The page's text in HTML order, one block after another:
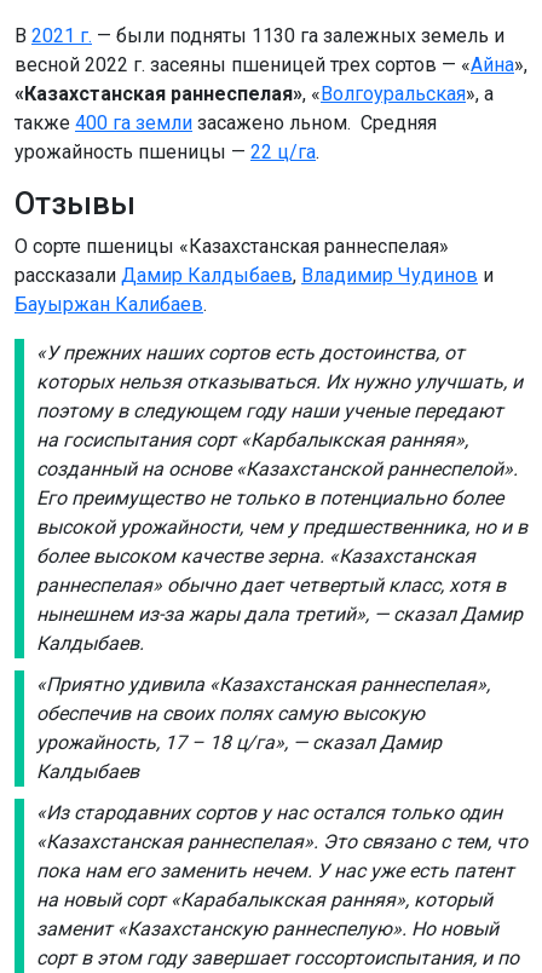
В 2021 г. — были подняты 1130 га залежных земель и
весной 2022 г. засеяны пшеницей трех сортов — «Айна»,
«Казахстанская раннеспелая», «Волгоуральская», а
также 400 га земли засажено льном. Средняя
урожайность пшеницы — 22 ц/га.
Отзывы
О сорте пшеницы «Казахстанская раннеспелая»
рассказали Дамир Калдыбаев, Владимир Чудинов и
Бауыржан Калибаев.
«У прежних наших сортов есть достоинства, от
которых нельзя отказываться. Их нужно улучшать, и
поэтому в следующем году наши ученые передают
на госиспытания сорт «Карбалыкская ранняя»,
созданный на основе «Казахстанской раннеспелой».
Его преимущество не только в потенциально более
высокой урожайности, чем у предшественника, но и в
более высоком качестве зерна. «Казахстанская
раннеспелая» обычно дает четвертый класс, хотя в
нынешнем из-за жары дала третий», — сказал Дамир
Калдыбаев.
«Приятно удивила «Казахстанская раннеспелая»,
обеспечив на своих полях самую высокую
урожайность, 17 – 18 ц/га», — сказал Дамир
Калдыбаев
«Из стародавних сортов у нас остался только один
«Казахстанская раннеспелая». Это связано с тем, что
пока нам его заменить нечем. У нас уже есть патент
на новый сорт «Карабалыкская ранняя», который
заменит «Казахстанскую раннеспелую». Но новый
сорт в этом году завершает госсортоиспытания, и по